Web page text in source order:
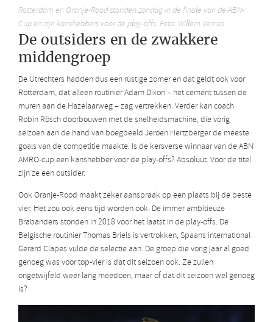
Rotterdam en Oranje-Rood stonden zondag in de finale van de ABN-
Cup en zijn kanshebbers voor de play-offs. Foto: Willem Vernes
De outsiders en de zwakkere
middengroep
De Utrechters hadden dus een rustige zomer en dat geldt ook voor
Rotterdam, dat alleen routinier Adam Dixon – het cement tussen de
muren aan de Hazelaarweg – zag vertrekken. Verder kan coach
Robin Rösch doorbouwen met de snelheidsmachine, die vorig
seizoen aan de hand van boegbeeld Jeroen Hertzberger de meeste
goals van de competitie maakte. Is de kersverse winnaar van de ABN
AMRO-cup een kanshebber voor de play-offs? Absoluut. Voor de titel
zijn ze een outsider.
Ook Oranje-Rood maakt zeker aanspraak op een plaats bij de beste
vier. Het zou ook eens tijd worden ook. De immer ambitieuze
Brabanders stonden in 2018 voor het laatst in de play-offs. De
Belgische routinier Thomas Briels is vertrokken, Spaans international
Gerard Clapes vulde de selectie aan. De groep die vorig jaar al goed
genoeg was voor top-vier is dat dit seizoen ook. Ze zullen
ongetwijfeld weer lang meedoen, maar of dat dit seizoen wel genoeg
is?